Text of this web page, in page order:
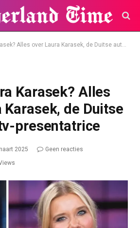
over Laura Karasek, de Duitse auteur en tv-presentatrice
Karasek? Alles
Karasek, de Duitse
presentatrice
2025
Geen reacties